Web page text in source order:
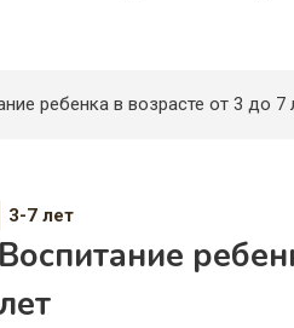
ребенка в возрасте от 3 до 7
3-7 лет
Воспитание
лет